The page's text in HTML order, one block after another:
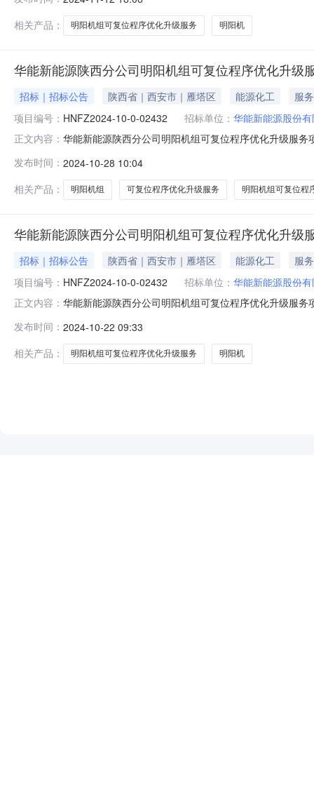
台明阳机组可复位程序优化升级工作，需完成42台机组
料编码物料描述物料
相关产品：
明阳机组可复位程序优化升级服务 明阳机
华能新能源陕西分公司明阳机组可复位程序优化升级
招标｜招标公告 陕西省｜西安市｜雁塔区 能源化工
服务
项目编号： HNFZ2024-10-0-02432 招标单位： 华能新能源股份
正文内容： 华能新能源陕西分公司明阳机组可复位程序优化升级服
下属42台明阳机组可复位程序优化升级工作，需完成42
号物料编码物料描
发布时间： 2024-10-28 10:04
相关产品：
明阳机组 可复位程序优化升级服务 明阳机组可复位程
华能新能源陕西分公司明阳机组可复位程序优化升级
招标｜招标公告 陕西省｜西安市｜雁塔区 能源化工
服务
项目编号： HNFZ2024-10-0-02432 招标单位： 华能新能源股份
正文内容： 华能新能源陕西分公司明阳机组可复位程序优化升级服
下属42台明阳机组可复位程序优化升级工作，需完成42
号物料编码物料描
发布时间： 2024-10-22 09:33
相关产品：
明阳机组可复位程序优化升级服务 明阳机